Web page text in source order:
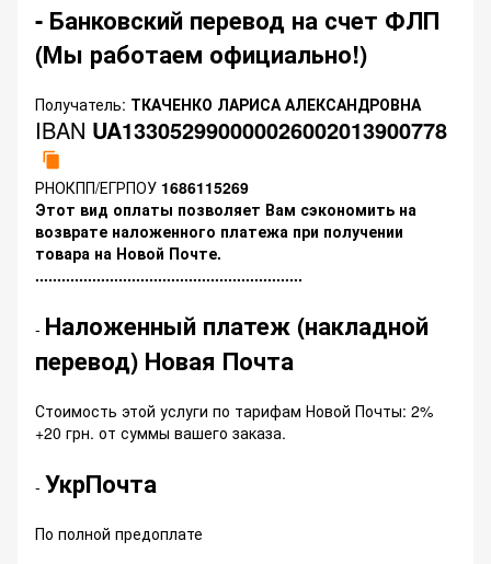
- Банковский перевод на счет ФЛП
(Мы работаем официально!)
Получатель: ТКАЧЕНКО ЛАРИСА АЛЕКСАНДРОВНА
IBAN UA133052990000026002013900778
РНОКПП/ЕГРПОУ 1686115269
Этот вид оплаты позволяет Вам сэкономить на
возврате наложенного платежа при получении
товара на Новой Почте.
.............................................................
- Наложенный платеж (накладной
перевод) Новая Почта
Стоимость этой услуги по тарифам Новой Почты: 2%
+20 грн. от суммы вашего заказа.
- УкрПочта
По полной предоплате